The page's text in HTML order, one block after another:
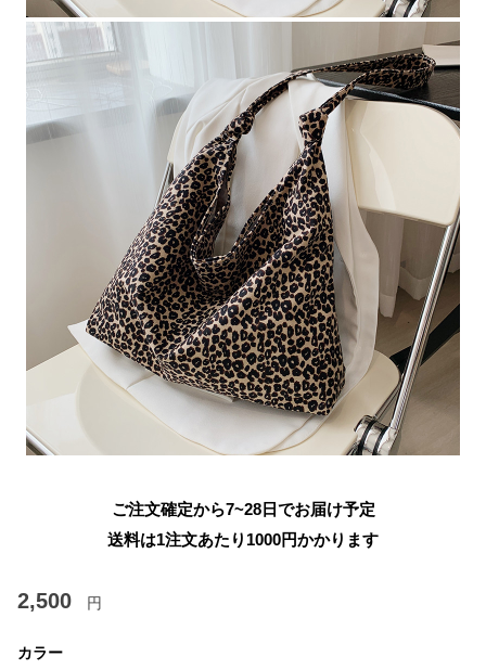
ご注文確定から7~28日でお届け予定
送料は1注文あたり 1000円かかります
2,500 円
カラー